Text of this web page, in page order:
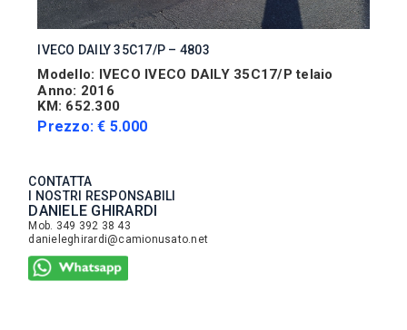
CONTATTA
I NOSTRI RESPONSABILI
DANIELE GHIRARDI
Mob. 349 392 38 43
danieleghirardi@camionusato.net
IVECO DAILY 35C17/P – 4803
Modello: IVECO IVECO DAILY 35C17/P telaio
Anno: 2016
KM: 652.300
Prezzo: € 5.000